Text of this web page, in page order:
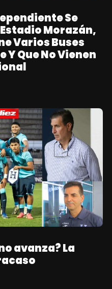
Se
Morazán,
Varios Buses
Y Que No Vienen
avanza? La